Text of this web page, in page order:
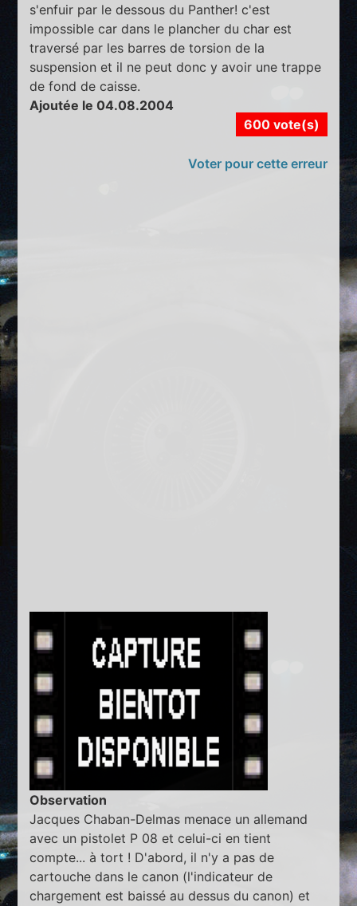
s'enfuir par le dessous du Panther! c'est
impossible car dans le plancher du char est
traversé par les barres de torsion de la
suspension et il ne peut donc y avoir une trappe
de fond de caisse.
Ajoutée le 04.08.2004
600 vote(s)
Voter pour cette erreur
Observation
Jacques Chaban-Delmas menace un allemand
avec un pistolet P 08 et celui-ci en tient
compte... à tort ! D'abord, il n'y a pas de
cartouche dans le canon (l'indicateur de
chargement est baissé au dessus du canon) et